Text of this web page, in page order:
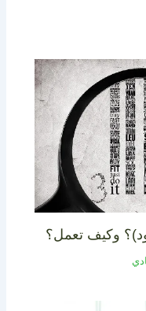
وكيف تعمل؟